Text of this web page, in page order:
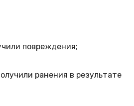
повреждения;
ранения в результате